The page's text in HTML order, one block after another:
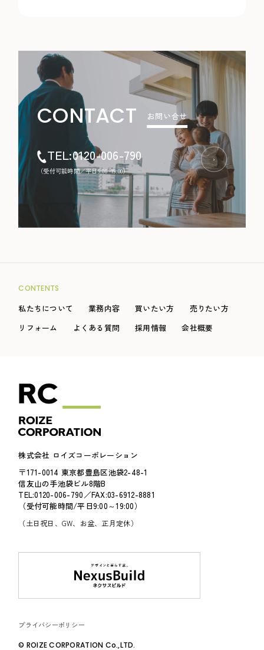
CONTACT お問い合せ
TEL:0120-006-790
（受付可能時間／平日9:00~19:00）
CONTENTS
私たちについて 業務内容 買いたい方
売りたい方
リフォーム
よくある質問 採用情報 会社概要
株式会社 ロイズコーポレーション
〒171-0014 東京都豊島区池袋2-48-1
信友山の手池袋ビル8階B
TEL:0120-006-790／FAX:03-6912-8881
（受付可能時間/平日9:00～19:00）
（土日祝日、GW、お盆、正月定休）
プライバシーポリシー
© ROIZE CORPORATION Co.,LTD.